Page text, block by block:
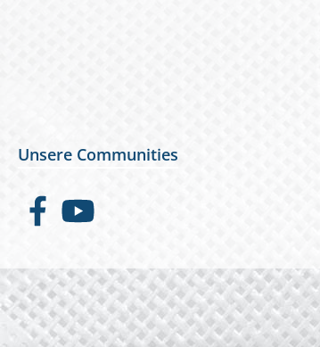
Unsere Communities
FacebookYouTube